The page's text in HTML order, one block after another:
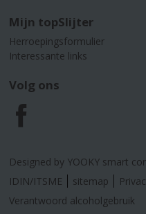
Mijn topSlijter
Herroepingsformulier
Interessante links
Volg ons
F
a
c
Designed by YOOKY smart
IDIN/ITSME
sitemap
Verantwoord alcoholgebruik